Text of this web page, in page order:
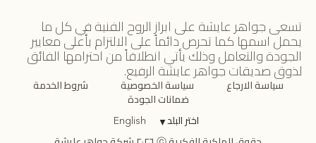
تسعى جواهر عايشة على ابراز الروح الفنية في كل ما
يحمل اسمها كما تحرص دائماً على الالتزام بأعلى معايير
الجودة والتعامل وذلك يأتي انطلاقاً من احترامها الفائق
لذوق صديقات جواهر عايشة الرفيع.
سياسة الارجاع سياسة الخصوصية شروط الخدمة
ضمانات الجودة
اختر البلد▼
English